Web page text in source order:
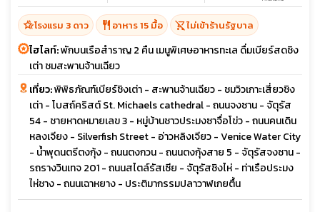
hotel_classโรงแรม 3 ดาว restaurant อาหาร 15 มื้อ shopping_cart_offไม่เข้าร้านรัฐบาล
ไฮไลท์:พักบนเรือสำราญ 2 คืน เมนูพิเศษอาหารทะเล ดื่มเบียร์สดชิง
เต่า ชมสะพานจ้านเฉียว
เที่ยว:พิพิธภัณฑ์เบียร์ชิงเต่า - สะพานจ้านเฉียว - ชมวิวเกาะเสี่ยวชิง
เต่า - โบสถ์คริสต์ St. Michaels cathedral - ถนนจงซาน - จัตุรัส
54 - ชายหาดหมายเลข 3 - หมู่บ้านชาวประมงซาจื่อโข่ว - ถนนคนเดิน
หลงเจียง - Silverfish Street - อ่าวหลิงเจียว - Venice Water City
- น้ำพุดนตรีตงกุ้ง - ถนนตงกวน - ถนนตงกุ้งสาย 5 - จัตุรัสจงซาน -
รถรางวินเทจ 201 - ถนนสไตล์รัสเซีย - จัตุรัสชิงไห่ - ท่าเรือประมง
ไห่ชาง - ถนนเฉาหยาง - ประติมากรรมปลาวาฬเกยตื้น